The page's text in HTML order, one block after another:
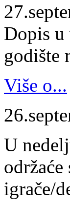
Dopis u
godište
Više o...
U
igrače/